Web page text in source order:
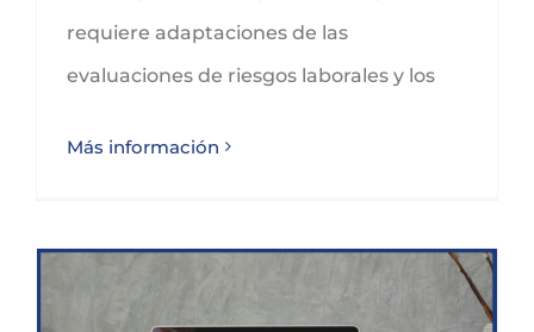
requiere adaptaciones de las
evaluaciones de riesgos laborales y los
Más información